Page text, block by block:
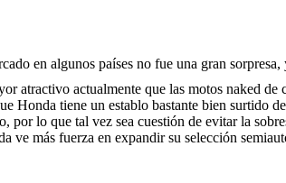
en algunos países no fue una gran
atractivo actualmente que las motos naked
Honda tiene un establo bastante bien
por lo que tal vez sea cuestión de evitar la
ve más fuerza en expandir su selección